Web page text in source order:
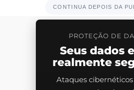
CONTINUA DEPOIS DA
PROTEÇÃO DE
Seus dados
realmente
Ataques